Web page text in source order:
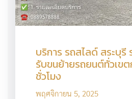
บริการ รถสไลด์ สระบุรี
รับขนย้ายรถยนต์ทั่วเข
ชั่วโมง
พฤศจิกายน 5, 2025